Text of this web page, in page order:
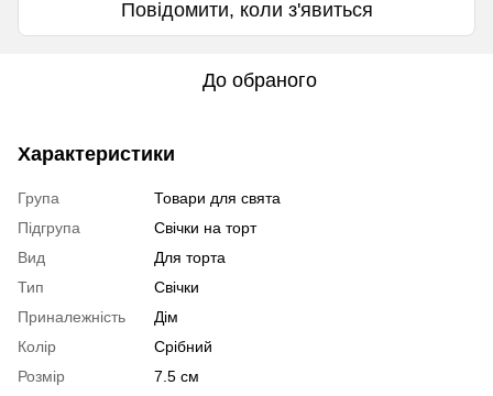
Повідомити, коли з'явиться
До обраного
Характеристики
Група
Товари для свята
Підгрупа
Свічки на торт
Вид
Для торта
Тип
Свічки
Приналежність
Дім
Колір
Срібний
Розмір
7.5 см